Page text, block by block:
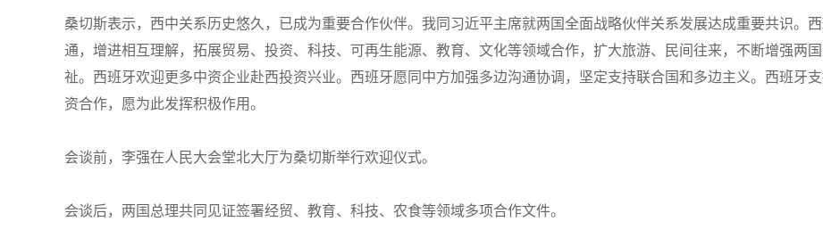
桑切斯表示，西中关系历史悠久，已成为重要合作伙伴。我同习近平主席就两国全面战略伙伴关系发展达成重要共识。
通，增进相互理解，拓展贸易、投资、科技、可再生能源、教育、文化等领域合作，扩大旅游、民间往来，不断增强两
祉。西班牙欢迎更多中资企业赴西投资兴业。西班牙愿同中方加强多边沟通协调，坚定支持联合国和多边主义。西班牙
资合作，愿为此发挥积极作用。
会谈前，李强在人民大会堂北大厅为桑切斯举行欢迎仪式。
会谈后，两国总理共同见证签署经贸、教育、科技、农食等领域多项合作文件。